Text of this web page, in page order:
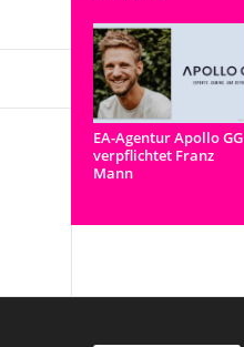
EA-Agentur Apollo GG
verpflichtet Franz
Mann